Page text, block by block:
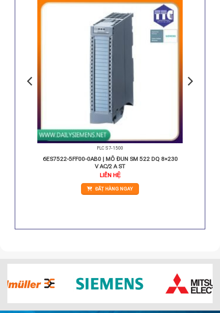
PLC S7-1500
6ES7522-5FF00-0AB0 | MÔ ĐUN SM 522 DQ 8×230
V AC/2 A ST
LIÊN HỆ
ĐẶT HÀNG NGAY